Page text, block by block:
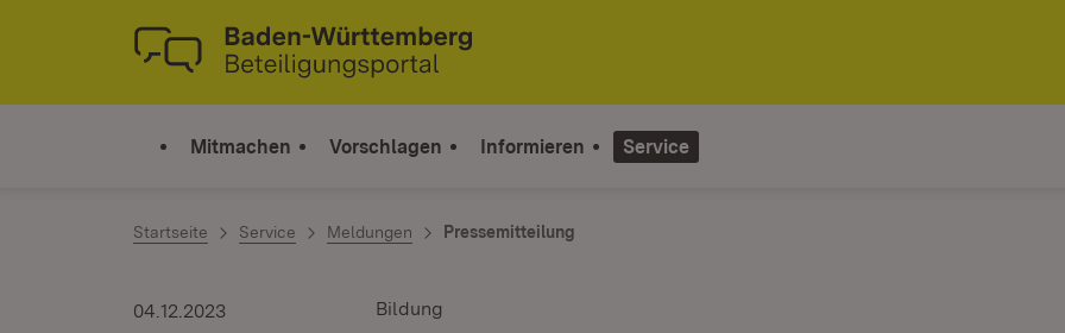
Zum Inhalt springen
Link zur Startseite
Mitmachen Vorschlagen Informieren Service
Startseite Service Meldungen Pressemitteilung
Bildung
04.12.2023